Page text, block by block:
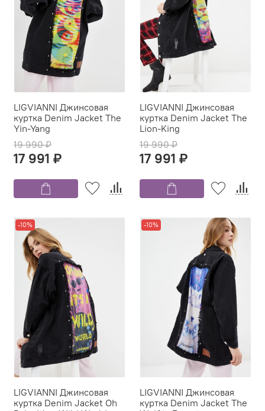
LIGVIANNI Джинсовая
куртка Denim Jacket The
Yin-Yang
19 990 ₽
17 991 ₽
LIGVIANNI Джинсовая
куртка Denim Jacket The
Lion-King
19 990 ₽
17 991 ₽
-10%
LIGVIANNI Джинсовая
куртка Denim Jacket Oh
-10%
LIGVIANNI Джинсовая
куртка Denim Jacket The